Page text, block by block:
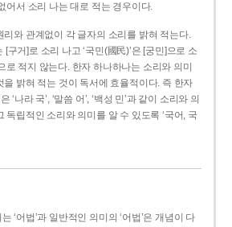
어서 소리 나는 대로 적는 경우이다.
리와 관계없이 각 글자의 소리를 밝혀 적는다.
[구거]로 소리 나고 ‘국민(國民)’은 [궁민]으로 소
로 적지 않는다. 한자 하나하나는 소리와 의미
을 밝혀 적는 것이 독서에 효율적이다. 즉 한자
은 ‘나라 국’, ‘말씀 어’, ‘백성 민’과 같이 소리와 의
독립적인 소리와 의미를 알 수 있도록 ‘국어, 국
‘어법’과 일반적인 의미의 ‘어법’은 개념이 다